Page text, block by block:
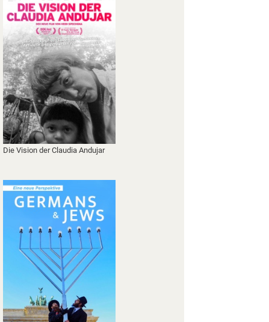
Die Vision der Claudia Andujar